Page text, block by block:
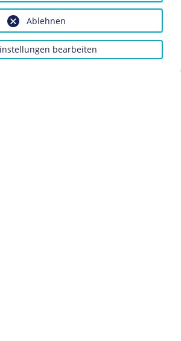
bitte unter Angabe des
bearbeiten
Ablehnen